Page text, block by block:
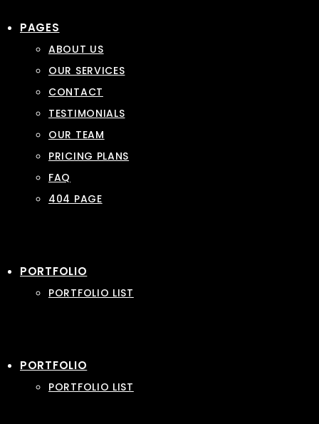
PAGES
ABOUT US
OUR SERVICES
CONTACT
TESTIMONIALS
OUR TEAM
PRICING PLANS
FAQ
404 PAGE
PORTFOLIO
PORTFOLIO LIST
PORTFOLIO
PORTFOLIO LIST